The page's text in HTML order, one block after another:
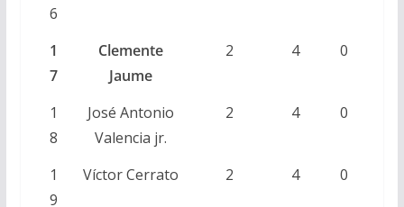
6
1
7
Clemente
Jaume
2 4 0
1
8
José Antonio
Valencia jr.
2 4 0
1
9
Víctor Cerrato 2 4 0